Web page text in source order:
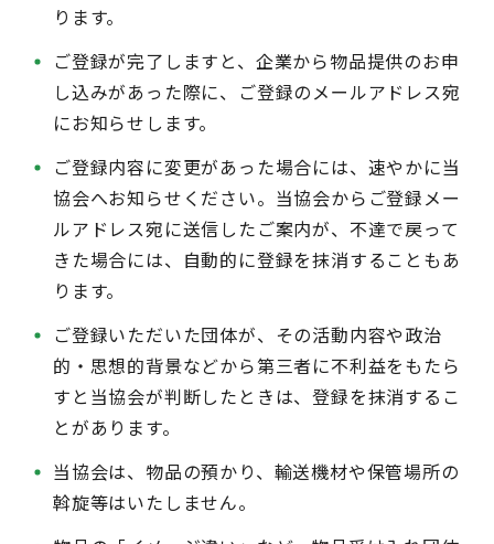
ります。
ご登録が完了しますと、企業から物品提供のお申
し込みがあった際に、ご登録のメールアドレス宛
にお知らせします。
ご登録内容に変更があった場合には、速やかに当
協会へお知らせください。当協会からご登録メー
ルアドレス宛に送信したご案内が、不達で戻って
きた場合には、自動的に登録を抹消することもあ
ります。
ご登録いただいた団体が、その活動内容や政治
的・思想的背景などから第三者に不利益をもたら
すと当協会が判断したときは、登録を抹消するこ
とがあります。
当協会は、物品の預かり、輸送機材や保管場所の
斡旋等はいたしません。